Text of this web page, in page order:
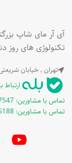
آی آر مای شاپ
تکنولوژی های روز
تهران , خیابان
ارتباط
تماس با مشاورین: 09040367547
تماس با مشاورین: 02192005188